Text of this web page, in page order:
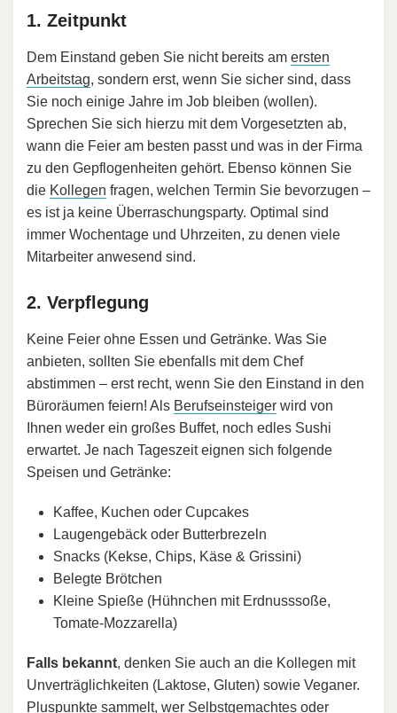
1. Zeitpunkt
Dem Einstand geben Sie nicht bereits am ersten
Arbeitstag, sondern erst, wenn Sie sicher sind, dass
Sie noch einige Jahre im Job bleiben (wollen).
Sprechen Sie sich hierzu mit dem Vorgesetzten ab,
wann die Feier am besten passt und was in der Firma
zu den Gepflogenheiten gehört. Ebenso können Sie
die Kollegen fragen, welchen Termin Sie bevorzugen –
es ist ja keine Überraschungsparty. Optimal sind
immer Wochentage und Uhrzeiten, zu denen viele
Mitarbeiter anwesend sind.
2. Verpflegung
Keine Feier ohne Essen und Getränke. Was Sie
anbieten, sollten Sie ebenfalls mit dem Chef
abstimmen – erst recht, wenn Sie den Einstand in den
Büroräumen feiern! Als Berufseinsteiger wird von
Ihnen weder ein großes Buffet, noch edles Sushi
erwartet. Je nach Tageszeit eignen sich folgende
Speisen und Getränke:
Kaffee, Kuchen oder Cupcakes
Laugengebäck oder Butterbrezeln
Snacks (Kekse, Chips, Käse & Grissini)
Belegte Brötchen
Kleine Spieße (Hühnchen mit Erdnusssoße,
Tomate-Mozzarella)
Falls bekannt, denken Sie auch an die Kollegen mit
Unverträglichkeiten (Laktose, Gluten) sowie Veganer.
Pluspunkte sammelt, wer Selbstgemachtes oder